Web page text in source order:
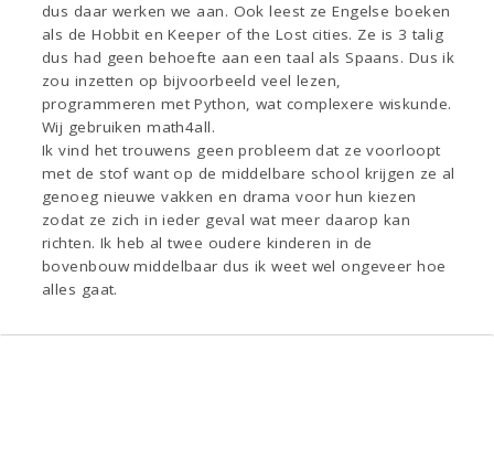
dus daar werken we aan. Ook leest ze Engelse boeken
als de Hobbit en Keeper of the Lost cities. Ze is 3 talig
dus had geen behoefte aan een taal als Spaans. Dus ik
zou inzetten op bijvoorbeeld veel lezen,
programmeren met Python, wat complexere wiskunde.
Wij gebruiken math4all.
Ik vind het trouwens geen probleem dat ze voorloopt
met de stof want op de middelbare school krijgen ze al
genoeg nieuwe vakken en drama voor hun kiezen
zodat ze zich in ieder geval wat meer daarop kan
richten. Ik heb al twee oudere kinderen in de
bovenbouw middelbaar dus ik weet wel ongeveer hoe
alles gaat.